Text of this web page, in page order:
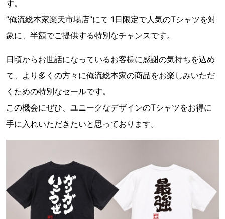
す。
”俺流総本家楽天市場店”にて 1日限定で人気のTシャツを対
象に、半額でご提供する特別なチャンスです。
日頃からお世話になっているお客様に感謝の気持ちを込め
て、より多くの方々に俺流総本家の商品をお楽しみいただ
くための特別なセールです。
この機会にぜひ、ユニークなデザインのTシャツをお得に
手に入れいただきたいと思っております。